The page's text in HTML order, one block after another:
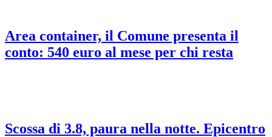
Area container, il Comune presenta il
conto: 540 euro al mese per chi resta
Scossa di 3.8, paura nella notte. Epicentro